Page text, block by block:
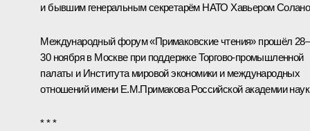
и бывшим генеральным секретарём НАТО Хавьером
Международный форум «Примаковские чтения» прошёл 28–
30 ноября в Москве при поддержке Торгово-промышленной
палаты и Института мировой экономики и международных
отношений имени Е.М.Примакова Российской академии
* * *